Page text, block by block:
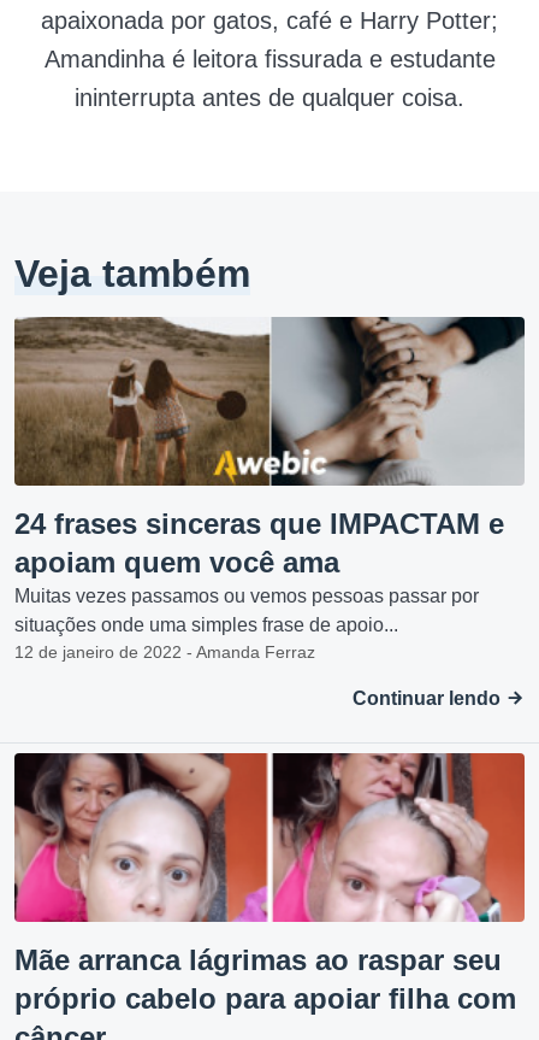
apaixonada por gatos, café e Harry Potter;
Amandinha é leitora fissurada e estudante
ininterrupta antes de qualquer coisa.
Veja também
24 frases sinceras que IMPACTAM e
apoiam quem você ama
Muitas vezes passamos ou vemos pessoas passar por
situações onde uma simples frase de apoio...
12 de janeiro de 2022 - Amanda Ferraz
Continuar lendo
Mãe arranca lágrimas ao raspar seu
próprio cabelo para apoiar filha com